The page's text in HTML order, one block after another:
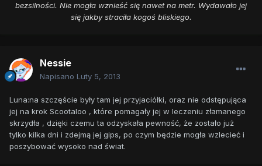
bezsilności. Nie mogła wznieść się nawet na metr. Wydawało jej
się jakby straciła kogoś bliskiego.
Nessie
Napisano Luty 5, 2013
Luna:na szczęście były tam jej przyjaciółki, oraz nie odstępująca
jej na krok Scootaloo , które pomagały jej w leczeniu złamanego
skrzydła , dzięki czemu ta odzyskała pewność, że zostało już
tylko kilka dni i zdejmą jej gips, po czym będzie mogła wzlecieć i
poszybować wysoko nad świat.